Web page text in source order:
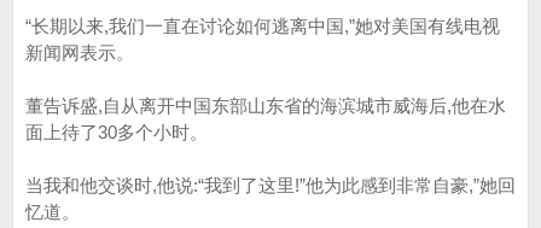
“长期以来,我们一直在讨论如何逃离中国,”她对美国有线电视
新闻网表示。
董告诉盛,自从离开中国东部山东省的海滨城市威海后,他在水
面上待了30多个小时。
当我和他交谈时,他说:“我到了这里!”他为此感到非常自豪,”她回
忆道。